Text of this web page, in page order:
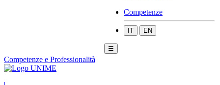
Competenze
IT EN
☰
Competenze e Professionalità